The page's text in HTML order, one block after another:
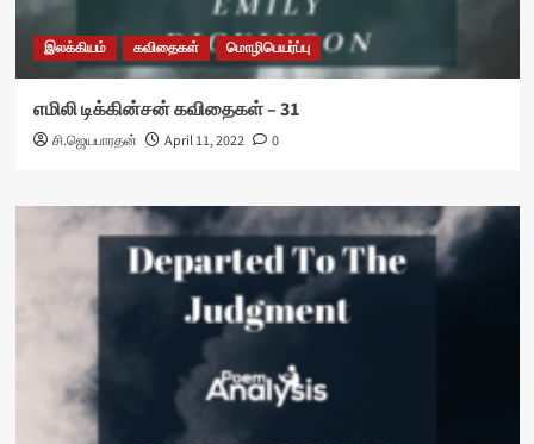
இலக்கியம் கவிதைகள் மொழிபெயர்ப்பு
எமிலி டிக்கின்சன் கவிதைகள் – 31
சி.ஜெயபாரதன் April 11, 2022 0